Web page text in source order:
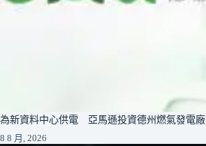
為新資料中心供電 亞馬遜投資德州燃氣發電廠
8 8 月, 2026